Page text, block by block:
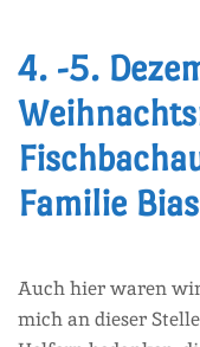
4. -5.
Familie
Auch hier waren
mich an dieser